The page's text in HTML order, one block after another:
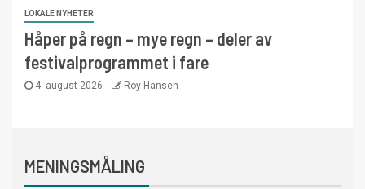
LOKALE NYHETER
Håper på regn – mye regn – deler av
festivalprogrammet i fare
4. august 2026 Roy Hansen
MENINGSMÅLING